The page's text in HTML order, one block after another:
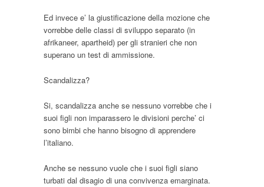
Ed invece e’ la giustificazione della mozione che
vorrebbe delle classi di sviluppo separato (in
afrikaneer, apartheid) per gli stranieri che non
superano un test di ammissione.
Scandalizza?
Si, scandalizza anche se nessuno vorrebbe che i
suoi figli non imparassero le divisioni perche’ ci
sono bimbi che hanno bisogno di apprendere
l’italiano.
Anche se nessuno vuole che i suoi figli siano
turbati dal disagio di una convivenza emarginata.